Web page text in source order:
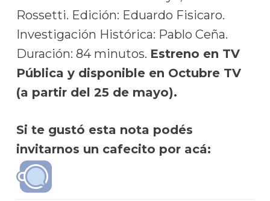
Rossetti. Edición: Eduardo Fisicaro.
Investigación Histórica: Pablo Ceña.
Duración: 84 minutos. Estreno en TV
Pública y disponible en Octubre TV
(a partir del 25 de mayo).
Si te gustó esta nota podés
invitarnos un cafecito por acá: